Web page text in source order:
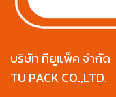
บริษัท ทียูแพ็ค จำกัด
TU PACK CO.,LTD.